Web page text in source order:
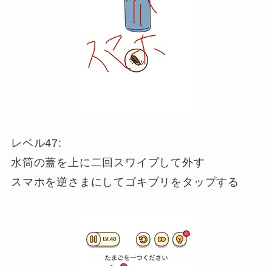
レベル47:
水筒の蓋を上に二回スワイプして外す
スマホを逆さまにしてゴキブリをタップする